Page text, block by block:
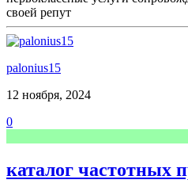
своей репут
palonius15
12 ноября, 2024
0
каталог частотных